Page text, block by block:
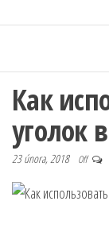
Как
уголок
23 února, 2018 Off